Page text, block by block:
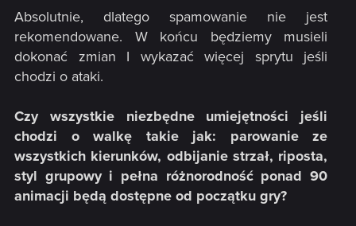
Absolutnie, dlatego spamowanie nie jest
rekomendowane. W końcu będziemy musieli
dokonać zmian I wykazać więcej sprytu jeśli
chodzi o ataki.
Czy wszystkie niezbędne umiejętności jeśli
chodzi o walkę takie jak: parowanie ze
wszystkich kierunków, odbijanie strzał, riposta,
styl grupowy i pełna różnorodność ponad 90
animacji będą dostępne od początku gry?